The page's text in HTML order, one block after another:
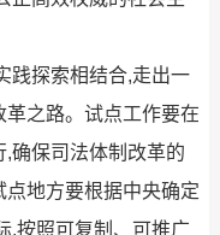
探索相结合,走出一
之路。试点工作要在
确保司法体制改革的
地方要根据中央确定
,按照可复制、可推广